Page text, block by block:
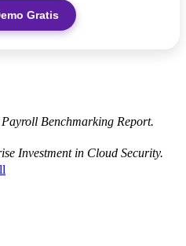
Gratis
Benchmarking Report.
Investment in Cloud Security.